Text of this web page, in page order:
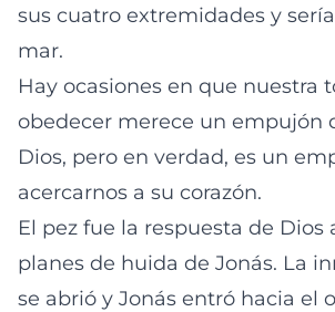
sus cuatro extremidades y
mar.
Hay ocasiones en que nuestra
obedecer merece un empujón
Dios, pero en verdad, es un
acercarnos a su corazón.
El pez fue la respuesta de Dios
planes de huida de Jonás. La
se abrió y Jonás entró hacia el